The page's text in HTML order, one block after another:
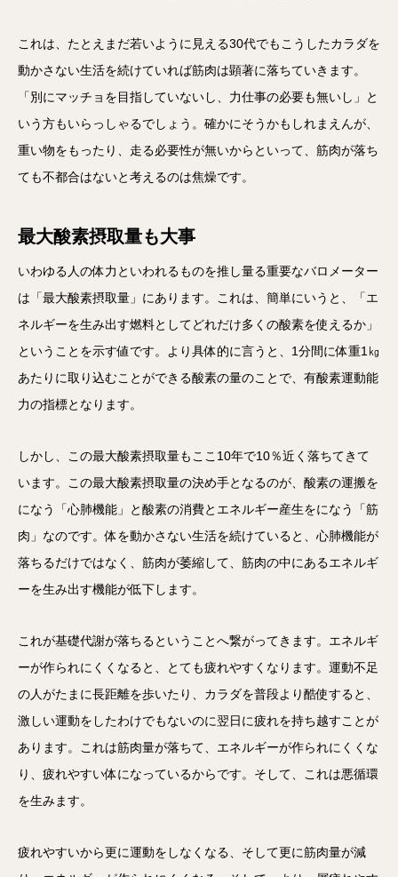
これは、たとえまだ若いように見える30代でもこうしたカラダを
動かさない生活を続けていれば筋肉は顕著に落ちていきます。
「別にマッチョを目指していないし、力仕事の必要も無いし」と
いう方もいらっしゃるでしょう。確かにそうかもしれまえんが、
重い物をもったり、走る必要性が無いからといって、筋肉が落ち
ても不都合はないと考えるのは焦燥です。
最大酸素摂取量も大事
いわゆる人の体力といわれるものを推し量る重要なバロメーター
は「最大酸素摂取量」にあります。これは、簡単にいうと、「エ
ネルギーを生み出す燃料としてどれだけ多くの酸素を使えるか」
ということを示す値です。より具体的に言うと、1分間に体重1㎏
あたりに取り込むことができる酸素の量のことで、有酸素運動能
力の指標となります。
しかし、この最大酸素摂取量もここ10年で10％近く落ちてきて
います。この最大酸素摂取量の決め手となるのが、酸素の運搬を
になう「心肺機能」と酸素の消費とエネルギー産生をになう「筋
肉」なのです。体を動かさない生活を続けていると、心肺機能が
落ちるだけではなく、筋肉が萎縮して、筋肉の中にあるエネルギ
ーを生み出す機能が低下します。
これが基礎代謝が落ちるということへ繋がってきます。エネルギ
ーが作られにくくなると、とても疲れやすくなります。運動不足
の人がたまに長距離を歩いたり、カラダを普段より酷使すると、
激しい運動をしたわけでもないのに翌日に疲れを持ち越すことが
あります。これは筋肉量が落ちて、エネルギーが作られにくくな
り、疲れやすい体になっているからです。そして、これは悪循環
を生みます。
疲れやすいから更に運動をしなくなる、そして更に筋肉量が減